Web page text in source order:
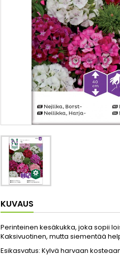
KUVAUS
Perinteinen kesäkukka, joka sopii
Kaksivuotinen, mutta siementää
Esikasvatus: Kylvä harvaan